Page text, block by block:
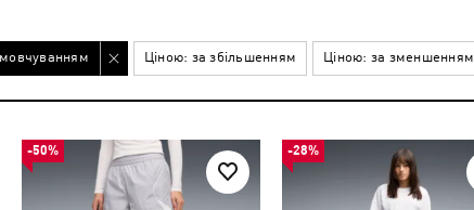
Ціною: за збільшенням Ціною: за зменшенням
-50% -28%